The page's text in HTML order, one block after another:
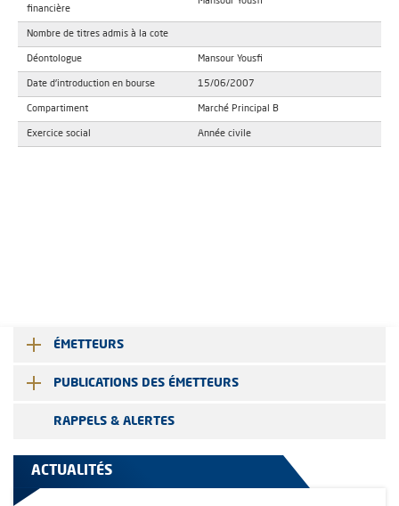
financière
Nombre de titres admis à la cote
Déontologue Mansour Yousfi
Date d'introduction en bourse 15/06/2007
Compartiment Marché Principal B
Exercice social Année civile
ÉMETTEURS
PUBLICATIONS DES ÉMETTEURS
RAPPELS & ALERTES
ACTUALITÉS